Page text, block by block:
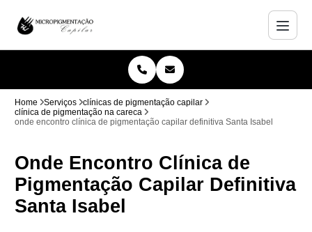
Home Serviços
clínicas de pigmentação capilar
clínica de pigmentação na careca
onde encontro clínica de pigmentação capilar definitiva Santa Isabel
Onde Encontro Clínica de
Pigmentação Capilar Definitiva
Santa Isabel